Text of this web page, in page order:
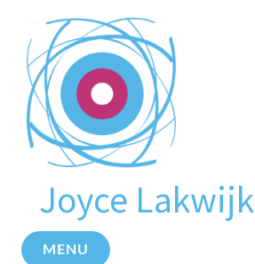
inhoud
Joyce Lakwijk
MENU